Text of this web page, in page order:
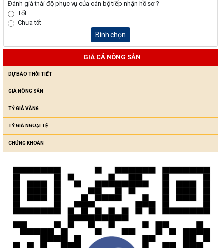
Đánh giá thái độ phục vụ của cán bộ tiếp nhận hồ sơ ?
Tốt
Chưa tốt
Bình chọn
GIÁ CẢ NÔNG SẢN
DỰ BÁO THỜI TIẾT
GIÁ NÔNG SẢN
TỶ GIÁ VÀNG
TỶ GIÁ NGOẠI TỆ
CHỨNG KHOÁN